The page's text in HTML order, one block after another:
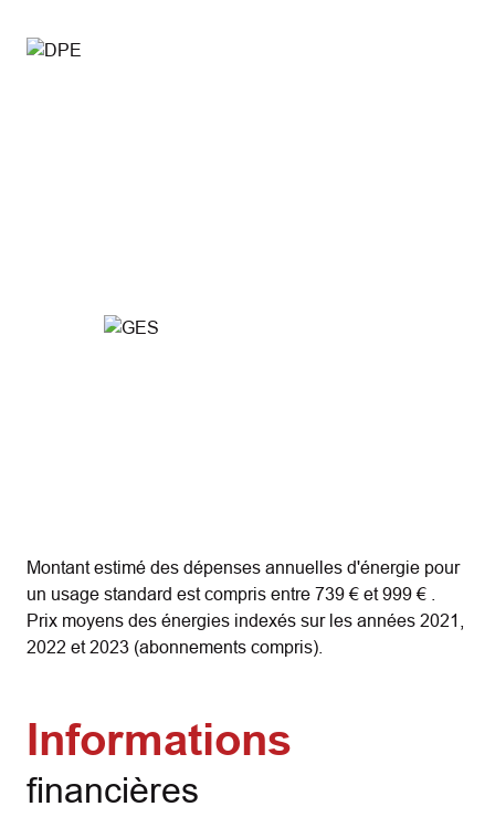
Montant estimé des dépenses annuelles d'énergie pour
un usage standard est compris entre 739 € et 999 € .
Prix moyens des énergies indexés sur les années 2021,
2022 et 2023 (abonnements compris).
Informations
financières